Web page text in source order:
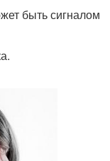
быть сигналом